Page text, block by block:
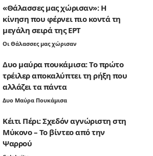
«Θάλασσες μας χώρισαν»: Η
κίνηση που φέρνει πιο κοντά τη
μεγάλη σειρά της ΕΡΤ
Οι Θάλασσες μας χώρισαν
Δυο μαύρα πουκάμισα: Το πρώτο
τρέιλερ αποκαλύπτει τη ρήξη που
αλλάζει τα πάντα
Δυο Μαύρα Πουκάμισα
Κέιτι Πέρι: Σχεδόν αγνώριστη στη
Μύκονο – Το βίντεο από την
Ψαρρού